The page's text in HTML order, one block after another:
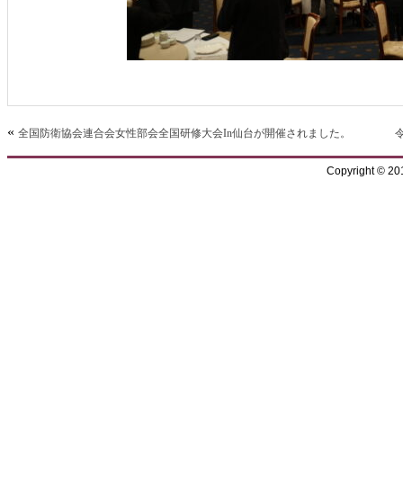
« 全国防衛協会連合会女性部会全国研修大会In仙台が開催されました。
Copyright ©